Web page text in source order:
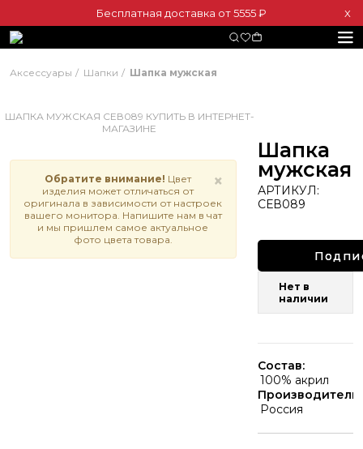
Бесплатная доставка от 5555 ₽ Х
Аксессуары Шапки Шапка мужская
×
Обратите внимание! Цвет
изделия может отличаться от
оригинала в зависимости от настроек
вашего монитора. Напишите нам в чат
и мы пришлем самое актуальное
фото цвета товара.
Шапка
мужская
АРТИКУЛ:
СЕВ089
Нет в
наличии
Состав:
100% акрил
Производитель:
Россия